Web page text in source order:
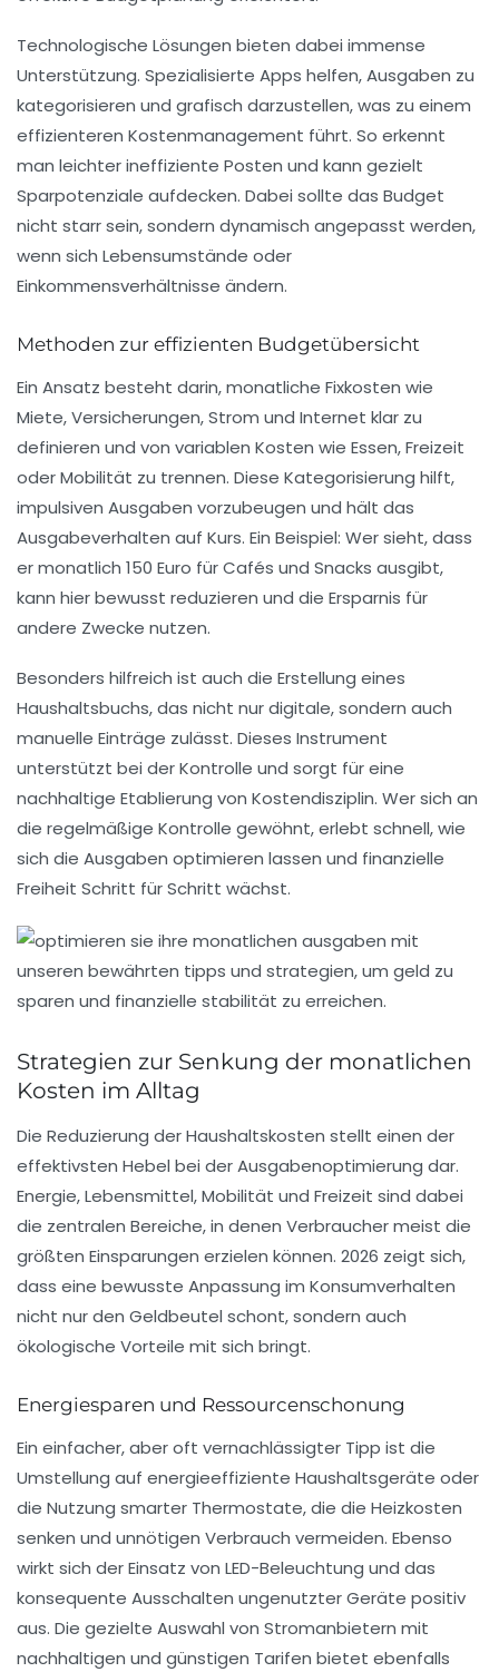
Technologische Lösungen bieten dabei immense
Unterstützung. Spezialisierte Apps helfen, Ausgaben zu
kategorisieren und grafisch darzustellen, was zu einem
effizienteren Kostenmanagement führt. So erkennt
man leichter ineffiziente Posten und kann gezielt
Sparpotenziale aufdecken. Dabei sollte das Budget
nicht starr sein, sondern dynamisch angepasst werden,
wenn sich Lebensumstände oder
Einkommensverhältnisse ändern.
Methoden zur effizienten Budgetübersicht
Ein Ansatz besteht darin, monatliche Fixkosten wie
Miete, Versicherungen, Strom und Internet klar zu
definieren und von variablen Kosten wie Essen, Freizeit
oder Mobilität zu trennen. Diese Kategorisierung hilft,
impulsiven Ausgaben vorzubeugen und hält das
Ausgabeverhalten auf Kurs. Ein Beispiel: Wer sieht, dass
er monatlich 150 Euro für Cafés und Snacks ausgibt,
kann hier bewusst reduzieren und die Ersparnis für
andere Zwecke nutzen.
Besonders hilfreich ist auch die Erstellung eines
Haushaltsbuchs, das nicht nur digitale, sondern auch
manuelle Einträge zulässt. Dieses Instrument
unterstützt bei der Kontrolle und sorgt für eine
nachhaltige Etablierung von Kostendisziplin. Wer sich an
die regelmäßige Kontrolle gewöhnt, erlebt schnell, wie
sich die Ausgaben optimieren lassen und finanzielle
Freiheit Schritt für Schritt wächst.
Strategien zur Senkung der monatlichen
Kosten im Alltag
Die Reduzierung der Haushaltskosten stellt einen der
effektivsten Hebel bei der Ausgabenoptimierung dar.
Energie, Lebensmittel, Mobilität und Freizeit sind dabei
die zentralen Bereiche, in denen Verbraucher meist die
größten Einsparungen erzielen können. 2026 zeigt sich,
dass eine bewusste Anpassung im Konsumverhalten
nicht nur den Geldbeutel schont, sondern auch
ökologische Vorteile mit sich bringt.
Energiesparen und Ressourcenschonung
Ein einfacher, aber oft vernachlässigter Tipp ist die
Umstellung auf energieeffiziente Haushaltsgeräte oder
die Nutzung smarter Thermostate, die die Heizkosten
senken und unnötigen Verbrauch vermeiden. Ebenso
wirkt sich der Einsatz von LED-Beleuchtung und das
konsequente Ausschalten ungenutzter Geräte positiv
aus. Die gezielte Auswahl von Stromanbietern mit
nachhaltigen und günstigen Tarifen bietet ebenfalls